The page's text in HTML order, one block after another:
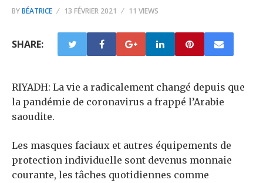
BYBÉATRICE 13 FÉVRIER 2021 11 VIEWS
SHARE:
RIYADH: La vie a radicalement changé depuis que
la pandémie de coronavirus a frappé l’Arabie
saoudite.
Les masques faciaux et autres équipements de
protection individuelle sont devenus monnaie
courante, les tâches quotidiennes comme